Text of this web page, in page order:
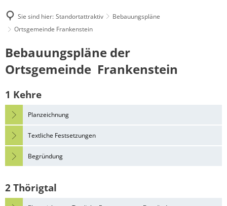
Sie sind hier: Standortattraktiv
Bebauungspläne
Ortsgemeinde Frankenstein
Ortsgemeinde
Frankenstein
Bebauungspläne der
Ortsgemeinde Frankenstein
1 Kehre
Planzeichnung
Textliche Festsetzungen
Begründung
2 Thörigtal